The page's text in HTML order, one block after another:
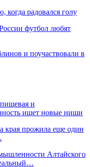
когда радовался голу
футбол любят
и поучаствовали в
и
ищет новые ниши
края прожила еще один
Алтайского